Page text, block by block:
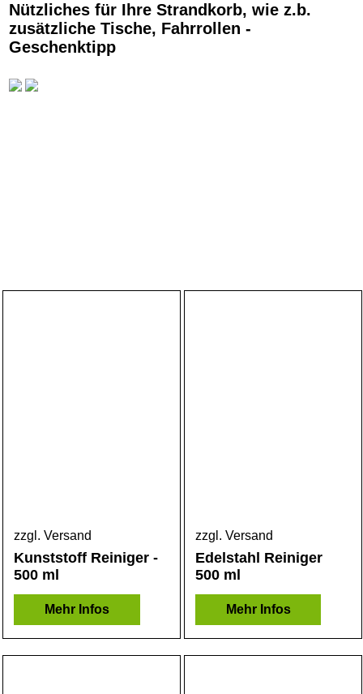
Nützliches für Ihre Strandkorb, wie z.b.
zusätzliche Tische, Fahrrollen -
Geschenktipp
zzgl. Versand
Kunststoff Reiniger -
500 ml
Mehr Infos
zzgl. Versand
Edelstahl Reiniger
500 ml
Mehr Infos